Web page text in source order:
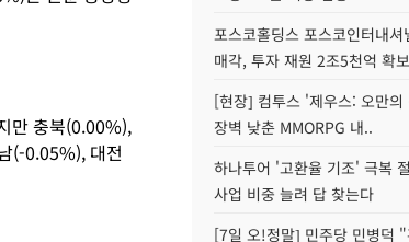
만 충북(0.00%),
(-0.05%), 대전
포스코홀딩스 포스코인터내
매각, 투자 재원 2조5천억 확보
[현장] 컴투스 '제우스: 오만
장벽 낮춘 MMORPG 내..
하나투어 '고환율 기조' 극복
사업 비중 늘려 답 찾는다
[7일 오!정말] 민주당 민병덕